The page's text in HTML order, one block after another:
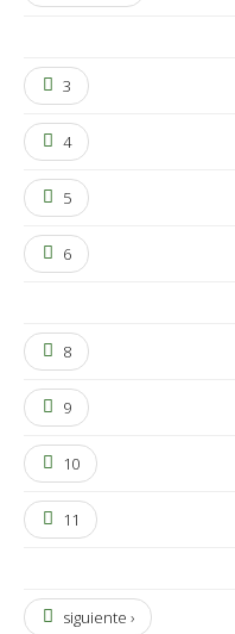
3
4
5
6
8
9
10
11
siguiente ›